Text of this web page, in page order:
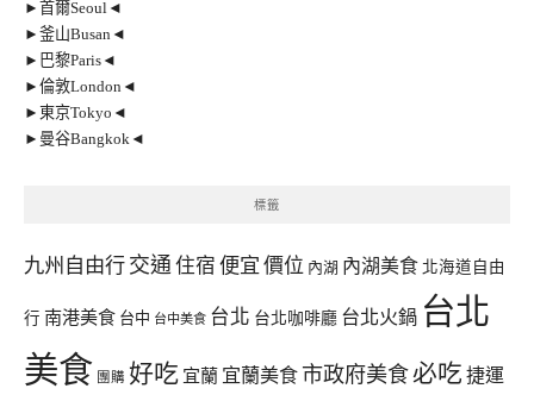
►首爾Seoul◄
►釜山Busan◄
►巴黎Paris◄
►倫敦London◄
►東京Tokyo◄
►曼谷Bangkok◄
標籤
九州自由行 交通 住宿 便宜 價位 內湖 內湖美食 北海道自由
行 南港美食 台中 台中美食 台北 台北咖啡廳 台北火鍋 台北
美食 團購 好吃 宜蘭 宜蘭美食 市政府美食必吃 捷運